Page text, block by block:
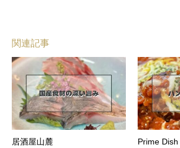
関連記事
居酒屋山麓 Prime Dish